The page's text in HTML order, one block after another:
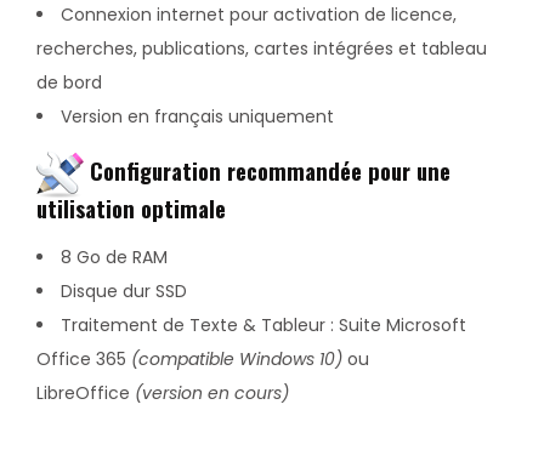
Connexion internet pour activation de licence,
recherches, publications, cartes intégrées et tableau
de bord
Version en français uniquement
Configuration recommandée pour une
utilisation optimale
8 Go de RAM
Disque dur SSD
Traitement de Texte & Tableur : Suite Microsoft
Office 365 (compatible Windows 10) ou
LibreOffice (version en cours)